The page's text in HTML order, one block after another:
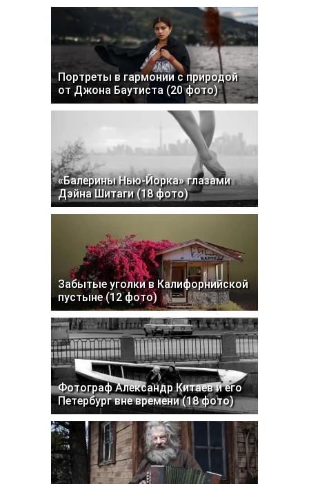
Портреты в гармонии с природой
от Джона Баутиста (20 фото)
«Балерины Нью-Йорка» глазами
Дэйна Шитаги (18 фото)
Забытые уголки в Калифорнийской
пустыне (12 фото)
Фотограф Александр Китаев и его
Петербург вне времени (18 фото)